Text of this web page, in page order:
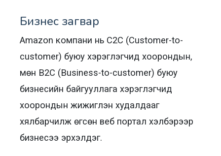
Бизнес загвар
Amazon компани нь C2C (Customer-to-
customer) буюу хэрэглэгчид хоорондын,
мөн B2C (Business-to-customer) буюу
бизнесийн байгууллага хэрэглэгчид
хоорондын жижиглэн худалдааг
хялбарчилж өгсөн веб портал хэлбэрээр
бизнесээ эрхэлдэг.